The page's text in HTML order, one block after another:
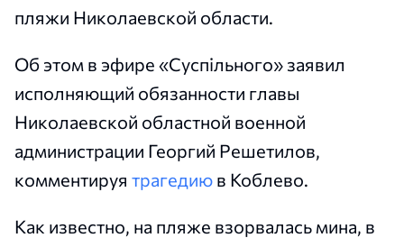
пляжи Николаевской области.
Об этом в эфире «Суспільного» заявил
исполняющий обязанности главы
Николаевской областной военной
администрации Георгий Решетилов,
комментируя трагедию в Коблево.
Как известно, на пляже взорвалась мина, в